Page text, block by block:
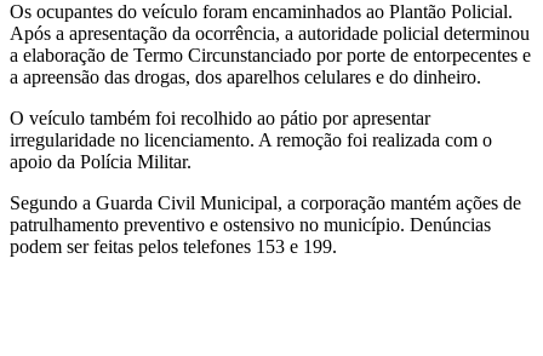
Os ocupantes do veículo foram encaminhados ao Plantão Policial.
Após a apresentação da ocorrência, a autoridade policial determinou
a elaboração de Termo Circunstanciado por porte de entorpecentes e
a apreensão das drogas, dos aparelhos celulares e do dinheiro.
O veículo também foi recolhido ao pátio por apresentar
irregularidade no licenciamento. A remoção foi realizada com o
apoio da Polícia Militar.
Segundo a Guarda Civil Municipal, a corporação mantém ações de
patrulhamento preventivo e ostensivo no município. Denúncias
podem ser feitas pelos telefones 153 e 199.